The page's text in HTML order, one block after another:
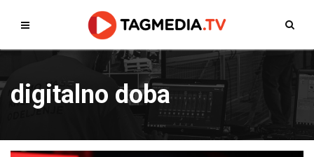
digitalno doba